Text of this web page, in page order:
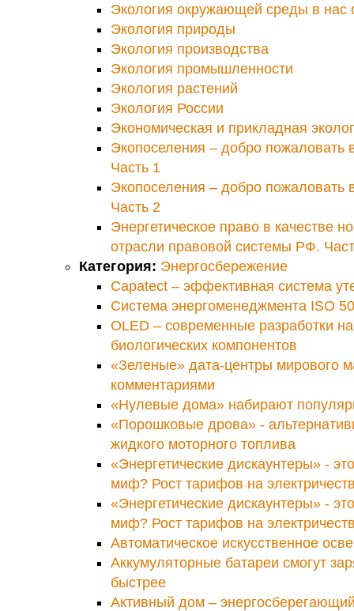
Экология окружающей среды в нас
Экология природы
Экология производства
Экология промышленности
Экология растений
Экология России
Экономическая и прикладная
Экопоселения – добро пожаловать
Часть 1
Экопоселения – добро пожаловать
Часть 2
Энергетическое право в качестве
отрасли правовой системы РФ.
Категория: Энергосбережение
Capatect – эффективная система
Cистема энергоменеджмента ISO
OLED – современные разработки
биологических компонентов
«Зеленые» дата-центры мирового
комментариями
«Нулевые дома» набирают
«Порошковые дрова» -
жидкого моторного топлива
«Энергетические дискаунтеры» -
миф? Рост тарифов на
«Энергетические дискаунтеры» -
миф? Рост тарифов на
Автоматическое искусственное
Аккумуляторные батареи смогут
быстрее
Активный дом –